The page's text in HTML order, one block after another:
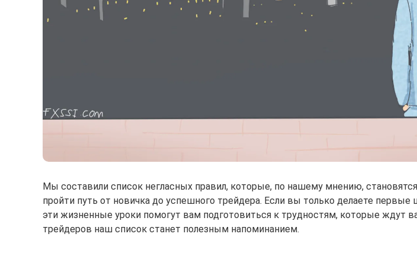
Мы составили список негласных правил, которые, по нашему мнению,
пройти путь от новичка до успешного трейдера. Если вы только делаете
эти жизненные уроки помогут вам подготовиться к трудностям, которые ждут
трейдеров наш список станет полезным напоминанием.